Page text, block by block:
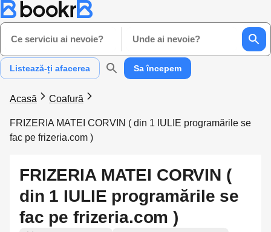
Ce serviciu ai nevoie? Unde ai nevoie?
Listează-ți afacerea Sa începem
Acasă Coafură
FRIZERIA MATEI CORVIN ( din 1 IULIE programările se
fac pe frizeria.com )
FRIZERIA MATEI CORVIN (
din 1 IULIE programările se
fac pe frizeria.com )